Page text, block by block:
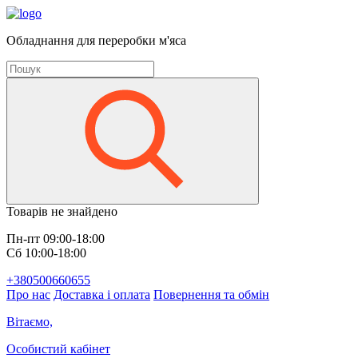
Обладнання для переробки м'яса
Товарів не знайдено
Пн-пт 09:00-18:00
Сб 10:00-18:00
+380500660655
Про нас Доставка і оплата Повернення та обмін
Вітаємо,
Особистий кабінет